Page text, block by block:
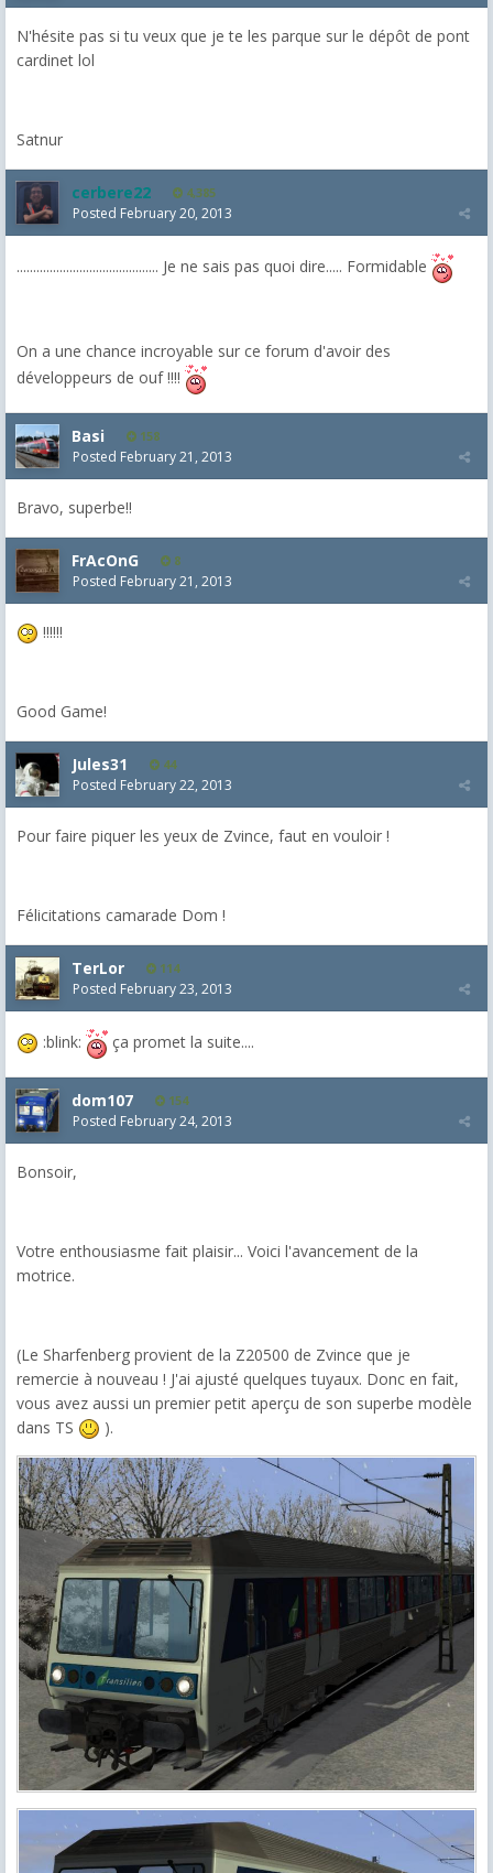
N'hésite pas si tu veux que je te les parque sur le dépôt de pont
cardinet lol
Satnur
cerbere22 4,385
Posted February 20, 2013
........................................... Je ne sais pas quoi dire..... Formidable
On a une chance incroyable sur ce forum d'avoir des
développeurs de ouf !!!!
Basi 158
Posted February 21, 2013
Bravo, superbe!!
FrAcOnG 8
Posted February 21, 2013
!!!!!!
Good Game!
Jules31 44
Posted February 22, 2013
Pour faire piquer les yeux de Zvince, faut en vouloir !
Félicitations camarade Dom !
TerLor 114
Posted February 23, 2013
:blink: ça promet la suite....
dom107 154
Posted February 24, 2013
Bonsoir,
Votre enthousiasme fait plaisir... Voici l'avancement de la
motrice.
(Le Sharfenberg provient de la Z20500 de Zvince que je
remercie à nouveau ! J'ai ajusté quelques tuyaux. Donc en fait,
vous avez aussi un premier petit aperçu de son superbe modèle
dans TS
).